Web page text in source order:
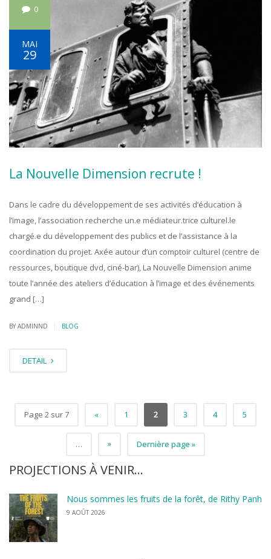
0
MAI
29
La Nouvelle Dimension recrute !
Dans le cadre du développement de ses activités d’éducation à
l’image, l’association recherche un.e médiateur.trice culturel.le
chargé.e du développement des publics et de l’assistance à la
coordination du projet. Axée autour d’un comptoir culturel (centre de
ressources, boutique dvd, ciné-bar), La Nouvelle Dimension anime
toute l’année des ateliers d’éducation à l’image et des événements
grand […]
BY ADMINND BLOG
DETAIL
Page 2 sur 7 « 1 2 3 4 5
… » Dernière page »
PROJECTIONS À VENIR…
Nous sommes les fruits de la forêt, de Rithy Panh
9 AOÛT 2026